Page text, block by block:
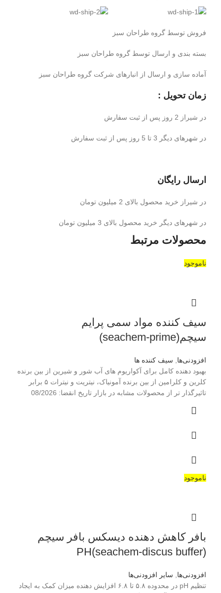
فروش توسط گروه طراحان سبز
بسته بندی و ارسال توسط گروه طراحان سبز
آماده سازی و ارسال از انبارهای شرکت گروه طراحان سبز
زمان تحویل :
در شیراز 2 روز پس از ثبت سفارش
در شهرهای دیگر 3 تا 5 روز پس از ثبت سفارش
ارسال رایگان
در شیراز خرید محصول بالای 2 میلیون تومان
در شهرهای دیگر خرید محصول بالای 3 میلیون تومان
محصولات مرتبط
ناموجود
سیف کننده مواد سمی پرایم
سیچم(seachem-prime)
افزودنی‌ها
سیف کننده ها
بهبود دهنده کامل برای آکواریوم های آب شور و شیرین از بین برنده
کلرین و کلرامین از بین برنده آمونیاک، نیتریت و نیترات ۵ برابر
تاثیرگذار تر از محصولات مشابه در بازار تاریخ انقضا: 08/2026
ناموجود
بافر کاهش دهنده دیسکس بافر سیچم
PH(seachem-discus buffer)
افزودنی‌ها
سایر افزودنی‌ها
تنظیم pH در محدوده ۵.۸ تا ۶.۸ افزایش دهنده میزان کمک به ایجاد